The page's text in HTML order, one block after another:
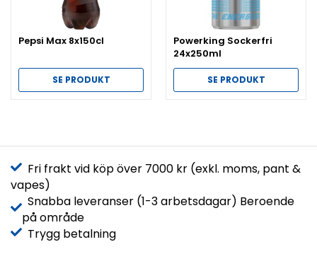
Pepsi Max 8x150cl
SE PRODUKT
Powerking Sockerfri
24x250ml
SE PRODUKT
Fri frakt vid köp över 7000 kr (exkl. moms, pant &
vapes)
Snabba leveranser (1-3 arbetsdagar) Beroende
på område
Trygg betalning